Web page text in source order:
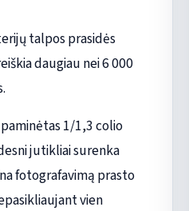
talpos prasidės
daugiau nei 6 000
1/1,3 colio
jutikliai surenka
fotografavimą prasto
vien